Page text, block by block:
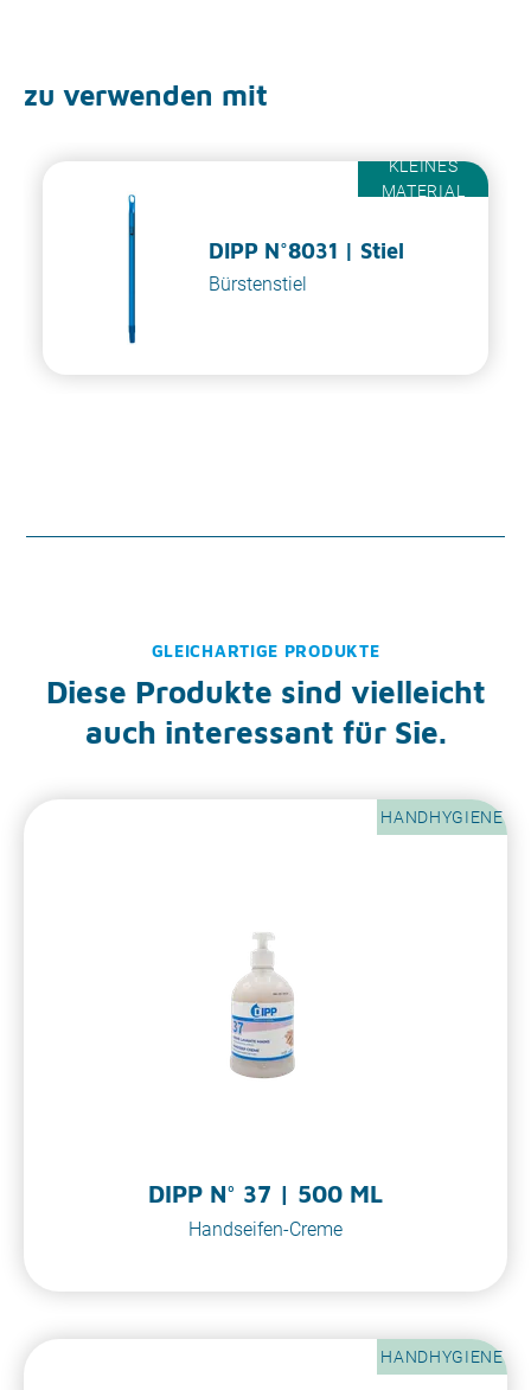
zu verwenden mit
KLEINES
MATERIAL
DIPP N°8031 | Stiel
Bürstenstiel
GLEICHARTIGE PRODUKTE
Diese Produkte sind vielleicht
auch interessant für Sie.
HANDHYGIENE
DIPP N° 37 | 500 ML
Handseifen-Creme
HANDHYGIENE